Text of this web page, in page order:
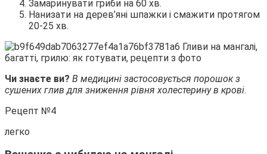
Замаринувати гриби на 60 хв.
Нанизати на дерев’яні шпажки і смажити протягом
20-25 хв.
Чи знаєте ви? В медицині застосовується порошок з
сушених глив для зниження рівня холестерину в крові.
Рецепт №4
легко